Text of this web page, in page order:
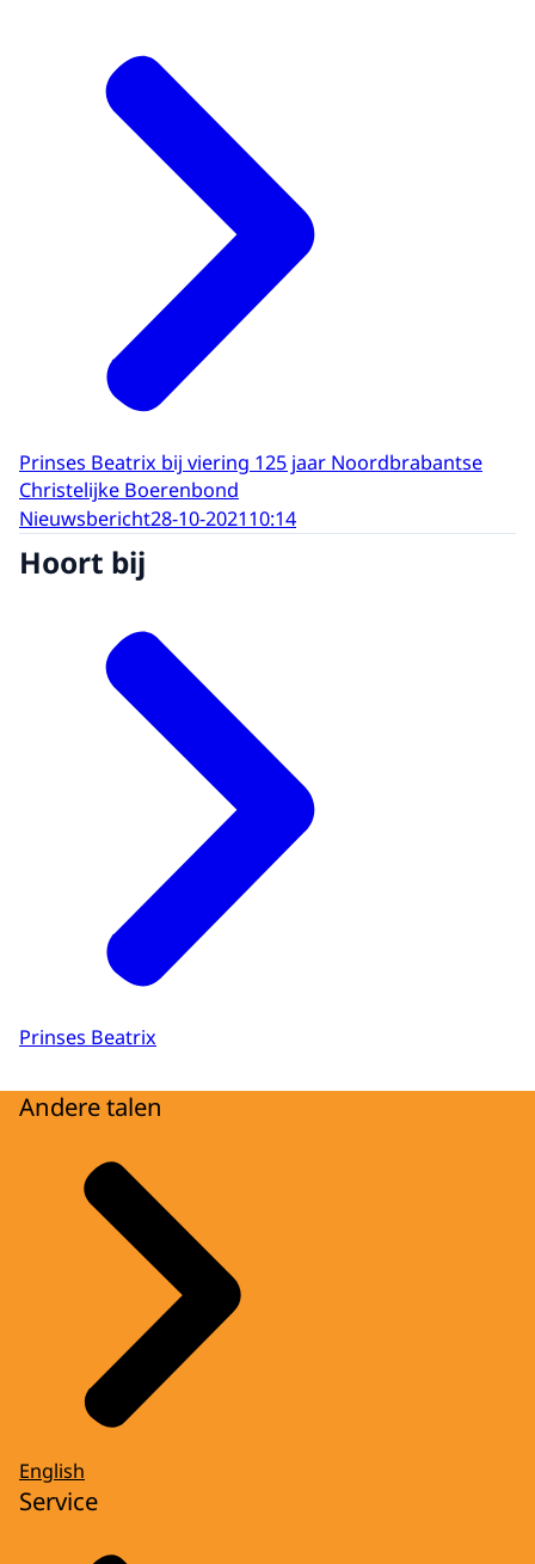
Prinses Beatrix bij viering 125 jaar Noordbrabantse
Christelijke Boerenbond
Nieuwsbericht28-10-202110:14
Hoort bij
Prinses Beatrix
Andere talen
English
Service